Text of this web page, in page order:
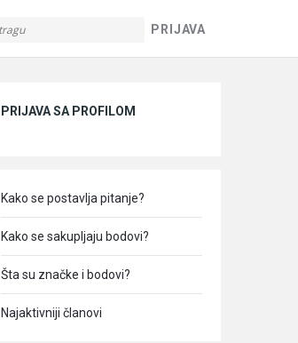
PRIJAVA
PRIJAVA SA PROFILOM
Kako se postavlja pitanje?
Kako se sakupljaju bodovi?
Šta su značke i bodovi?
Najaktivniji članovi